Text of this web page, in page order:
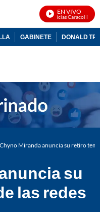
EN VIVO
Noticias Caracol En Vivo
GABINETE DONALD
Chyno Miranda anuncia su retiro
su
las redes